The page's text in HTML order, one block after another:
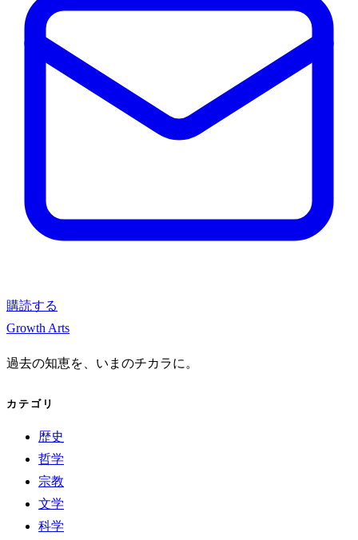
購読する
Growth Arts
過去の知恵を、いまのチカラに。
カテゴリ
歴史
哲学
宗教
文学
科学